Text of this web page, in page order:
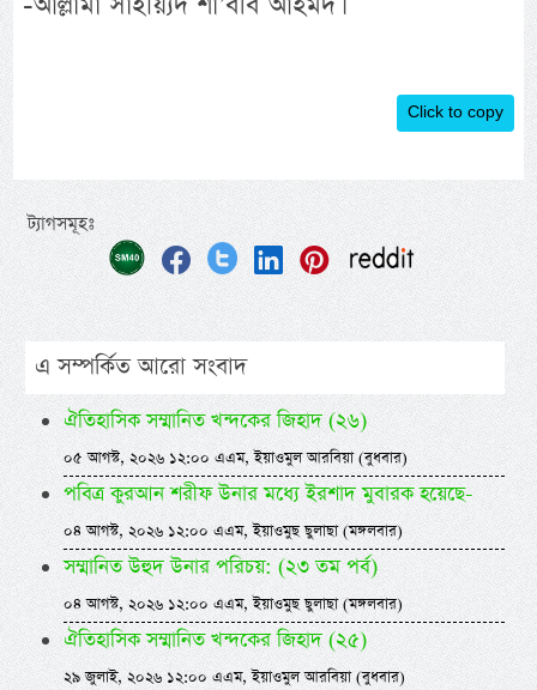
Click to copy
ট্যাগসমূহঃ
এ সম্পর্কিত আরো সংবাদ
ঐতিহাসিক সম্মানিত খন্দকের জিহাদ (২৬)
০৫ আগস্ট, ২০২৬ ১২:০০ এএম, ইয়াওমুল আরবিয়া (বুধবার)
পবিত্র কুরআন শরীফ উনার মধ্যে ইরশাদ মুবারক হয়েছে-
০৪ আগস্ট, ২০২৬ ১২:০০ এএম, ইয়াওমুছ ছুলাছা (মঙ্গলবার)
সম্মানিত উহুদ উনার পরিচয়: (২৩ তম পর্ব)
০৪ আগস্ট, ২০২৬ ১২:০০ এএম, ইয়াওমুছ ছুলাছা (মঙ্গলবার)
ঐতিহাসিক সম্মানিত খন্দকের জিহাদ (২৫)
২৯ জুলাই, ২০২৬ ১২:০০ এএম, ইয়াওমুল আরবিয়া (বুধবার)